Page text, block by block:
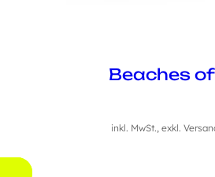
Beaches
inkl. MwSt., exkl.